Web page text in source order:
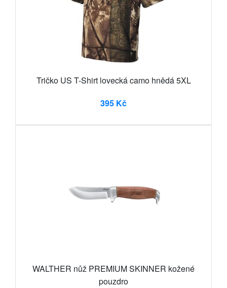
Tričko US T-Shirt lovecká camo hnědá 5XL
395 Kč
WALTHER nůž PREMIUM SKINNER kožené
pouzdro